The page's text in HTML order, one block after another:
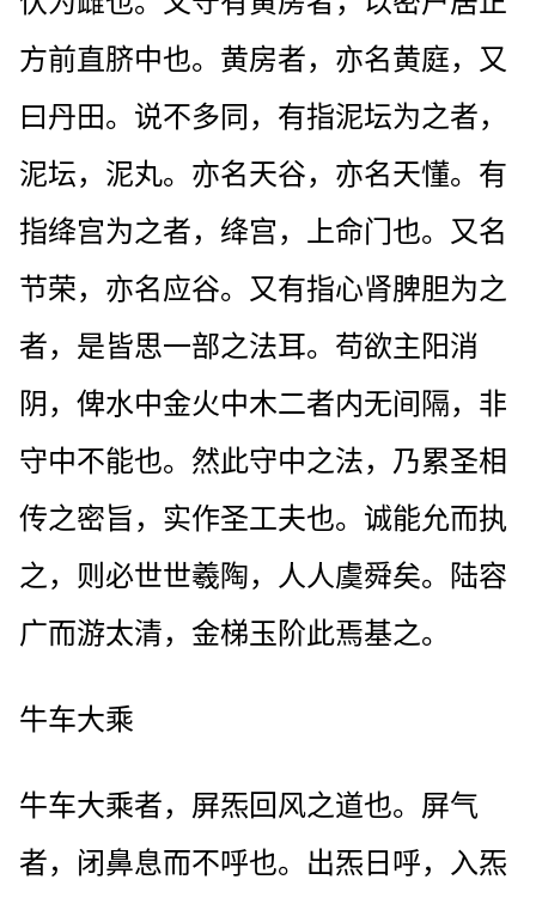
方前直脐中也。黄房者，亦名黄庭，又
曰丹田。说不多同，有指泥坛为之者，
泥坛，泥丸。亦名天谷，亦名天懂。有
指绛宫为之者，绛宫，上命门也。又名
节荣，亦名应谷。又有指心肾脾胆为之
者，是皆思一部之法耳。苟欲主阳消
阴，俾水中金火中木二者内无间隔，非
守中不能也。然此守中之法，乃累圣相
传之密旨，实作圣工夫也。诚能允而执
之，则必世世羲陶，人人虞舜矣。陆容
广而游太清，金梯玉阶此焉基之。
牛车大乘
牛车大乘者，屏炁回风之道也。屏气
者，闭鼻息而不呼也。出炁日呼，入炁